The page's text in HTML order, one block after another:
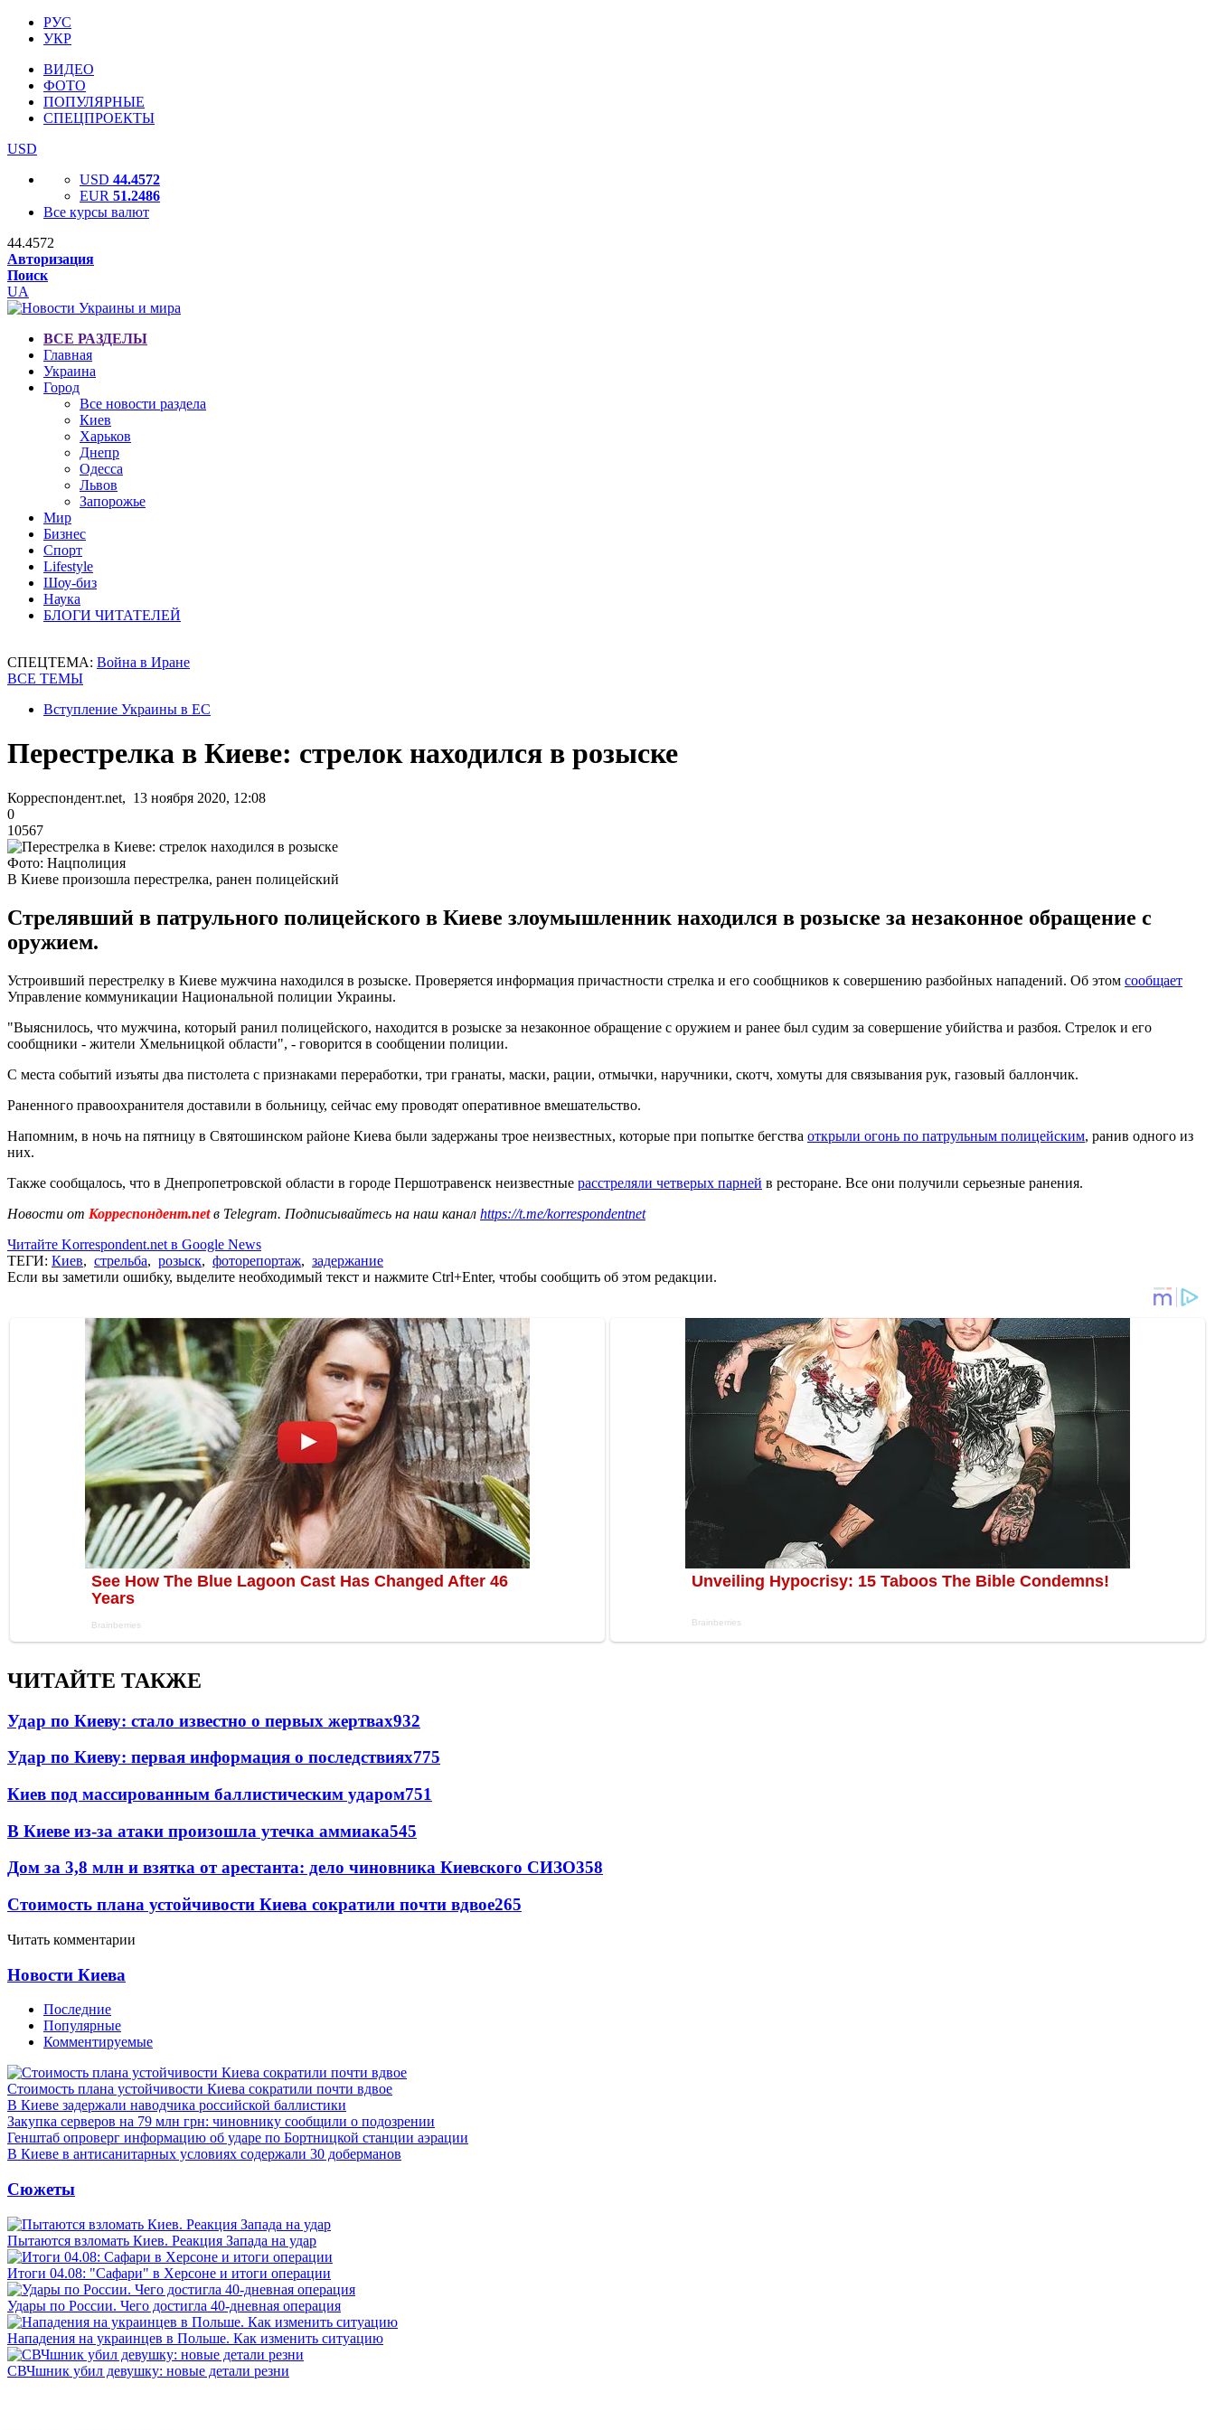
РУС
УКР
ВИДЕО
ФОТО
ПОПУЛЯРНЫЕ
СПЕЦПРОЕКТЫ
USD
USD 44.4572
EUR 51.2486
Все курсы валют
44.4572
Авторизация
Поиск
UA
ВСЕ РАЗДЕЛЫ
Главная
Украина
Город
Все новости раздела
Киев
Харьков
Днепр
Одесса
Львов
Запорожье
Мир
Бизнес
Спорт
Lifestyle
Шоу-биз
Наука
БЛОГИ ЧИТАТЕЛЕЙ
СПЕЦТЕМА: Война в Иране
ВСЕ ТЕМЫ
Вступление Украины в ЕС
Перестрелка в Киеве: стрелок находился в розыске
Корреспондент.net, 13 ноября 2020, 12:08
0
10567
Фото: Нацполиция
В Киеве произошла перестрелка, ранен полицейский
Стрелявший в патрульного полицейского в Киеве злоумышленник находился в розыске за незаконное обращение с
оружием.
Устроивший перестрелку в Киеве мужчина находился в розыске. Проверяется информация причастности стрелка и его сообщников к совершению разбойных нападений. Об этом сообщает
Управление коммуникации Национальной полиции Украины.
"Выяснилось, что мужчина, который ранил полицейского, находится в розыске за незаконное обращение с оружием и ранее был судим за совершение убийства и разбоя. Стрелок и его
сообщники - жители Хмельницкой области", - говорится в сообщении полиции.
С места событий изъяты два пистолета с признаками переработки, три гранаты, маски, рации, отмычки, наручники, скотч, хомуты для связывания рук, газовый баллончик.
Раненного правоохранителя доставили в больницу, сейчас ему проводят оперативное вмешательство.
Напомним, в ночь на пятницу в Святошинском районе Киева были задержаны трое неизвестных, которые при попытке бегства открыли огонь по патрульным полицейским, ранив одного из
них.
Также сообщалось, что в Днепропетровской области в городе Першотравенск неизвестные расстреляли четверых парней в ресторане. Все они получили серьезные ранения.
Новости от Корреспондент.netв Telegram. Подписывайтесь на наш канал https://t.me/korrespondentnet
Читайте Korrespondent.net в Google News
ТЕГИ: Киев, стрельба, розыск, фоторепортаж, задержание
Если вы заметили ошибку, выделите необходимый текст и нажмите Ctrl+Enter, чтобы сообщить об этом редакции.
ЧИТАЙТЕ ТАКЖЕ
Удар по Киеву: стало известно о первых жертвах932
Удар по Киеву: первая информация о последствиях775
Киев под массированным баллистическим ударом751
В Киеве из-за атаки произошла утечка аммиака545
Дом за 3,8 млн и взятка от арестанта: дело чиновника Киевского СИЗО358
Стоимость плана устойчивости Киева сократили почти вдвое265
Читать комментарии
Новости Киева
Последние
Популярные
Комментируемые
Стоимость плана устойчивости Киева сократили почти вдвое
В Киеве задержали наводчика российской баллистики
Закупка серверов на 79 млн грн: чиновнику сообщили о подозрении
Генштаб опроверг информацию об ударе по Бортницкой станции аэрации
В Киеве в антисанитарных условиях содержали 30 доберманов
Сюжеты
Пытаются взломать Киев. Реакция Запада на удар
Итоги 04.08: "Сафари" в Херсоне и итоги операции
Удары по России. Чего достигла 40-дневная операция
Нападения на украинцев в Польше. Как изменить ситуацию
СВЧшник убил девушку: новые детали резни